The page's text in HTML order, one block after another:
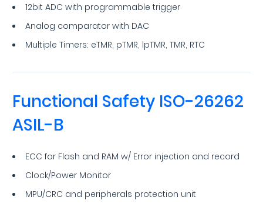
12bit ADC with programmable trigger
Analog comparator with DAC
Multiple Timers: eTMR, pTMR, lpTMR, TMR, RTC
Functional Safety ISO-26262
ASIL-B
ECC for Flash and RAM w/ Error injection and record
Clock/Power Monitor
MPU/CRC and peripherals protection unit